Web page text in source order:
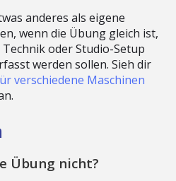
anderes als eigene
wenn die Übung gleich ist,
oder Studio-Setup
werden sollen. Sieh dir
verschiedene Maschinen
Übung nicht?